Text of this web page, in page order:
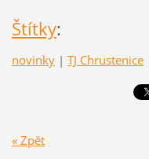
Štítky:
novinky | TJ Chrustenice
« Zpět